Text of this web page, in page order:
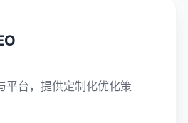
平台，提供定制化优化策